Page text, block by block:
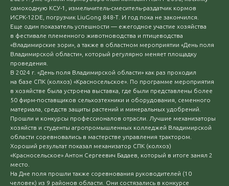
самоходную КСУ-1, измельчитель-смеситель-раздатчик кормов
ИСРК-12DE, погрузчик LiuGong 848-Т. И год пока не закончился.
Еще один показатель успешности — ежегодное участие хозяйства
в фестивале племенного животноводства и птицеводства
«Владимирские зори», а также в областном мероприятии «День поля
Владимирской области», который регулярно меняет площадку
проведения.
В 2024 г. «День поля Владимирской области» как раз проходил
на базе СПК (колхоз) «Красносельское». По программе мероприятия
в хозяйстве была устроена выставка, где были представлены более
50 фирм-поставщиков сельхозтехники и оборудования, семенного
материала, средств защиты растений и минеральных удобрений.
Прошли и конкурсы профессионалов отрасли. Лучшие механизаторы
хозяйств и студенты агропромышленных колледжей Владимирской
области соревновались в мастерстве управления трактором.
Хороший результат показал механизатор СПК (колхоз)
«Красносельское» Антон Сергеевич Бадаев, который в итоге занял 2
место.
На Дне поля прошли также соревнования руководителей (10
человек) из 9 районов области. Они состязались в конкурсе